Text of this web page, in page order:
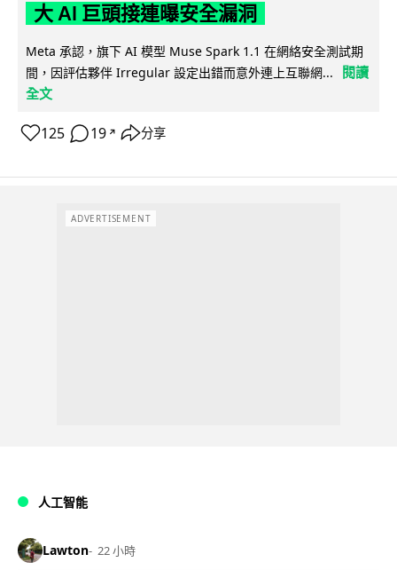
大 AI 巨頭接連曝安全漏洞
Meta 承認，旗下 AI 模型 Muse Spark 1.1 在網絡安全測試期
間，因評估夥伴 Irregular 設定出錯而意外連上互聯網...
閱讀
全文
125 19 ↗ 分享
ADVERTISEMENT
人工智能
Lawton 22 小時